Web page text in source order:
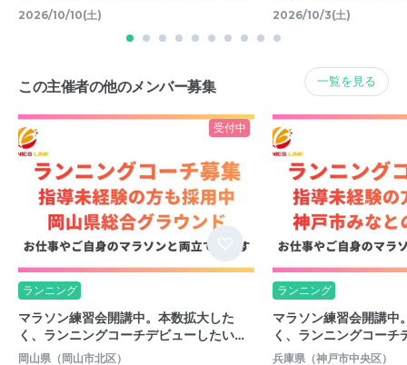
2026/10/10(土) 2026/10/3(土)
この主催者の他のメンバー募集 一覧を見る
受付中
ランニング
マラソン練習会開講中。本数拡大した
く、ランニングコーチデビューしたい…
岡山県（岡山市北区）
ランニング
マラソン練習会開講中
く、ランニングコー
兵庫県（神戸市中央区）